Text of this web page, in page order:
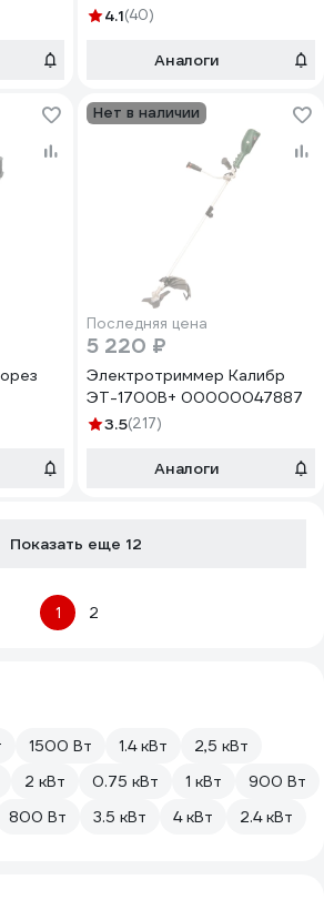
4.1(40)
Аналоги
Нет в наличии
Последняя цена
5 220 ₽
Электротриммер Калибр
ЭТ-1700В+ 00000047887
3.5(217)
Аналоги
Показать еще 12
1 2
1500 Вт 1.4 кВт
2,5 кВт
2 кВт 0.75 кВт 1 кВт
900 Вт
800 Вт 3.5 кВт 4 кВт 2.4 кВт